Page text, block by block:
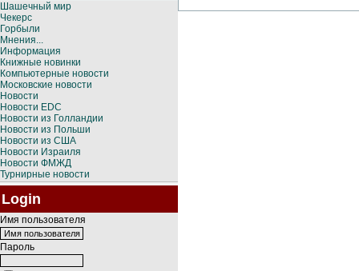
Шашечный мир
Чекерс
Горбыли
Мнения...
Информация
Книжные новинки
Компьютерные новости
Московские новости
Новости
Новости EDC
Новости из Голландии
Новости из Польши
Новости из США
Новости Израиля
Новости ФМЖД
Турнирные новости
Login
Имя пользователя
Пароль